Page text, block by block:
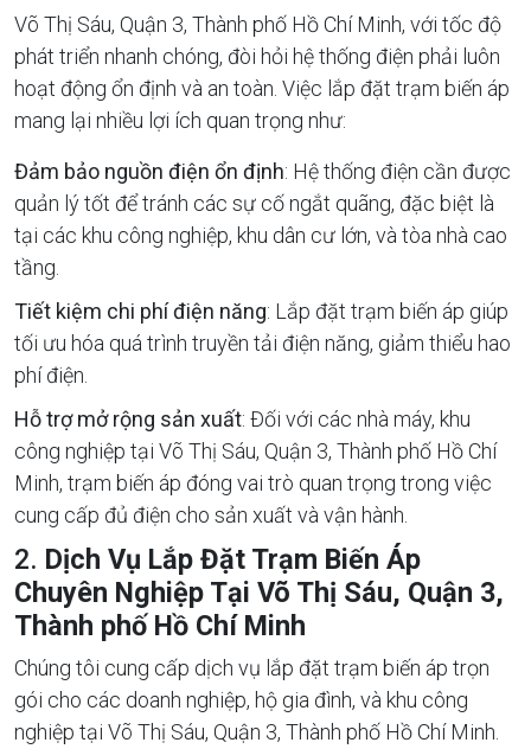
Võ Thị Sáu, Quận 3, Thành phố Hồ Chí Minh, với tốc độ
phát triển nhanh chóng, đòi hỏi hệ thống điện phải luôn
hoạt động ổn định và an toàn. Việc lắp đặt trạm biến áp
mang lại nhiều lợi ích quan trọng như:
Đảm bảo nguồn điện ổn định: Hệ thống điện cần được
quản lý tốt để tránh các sự cố ngắt quãng, đặc biệt là
tại các khu công nghiệp, khu dân cư lớn, và tòa nhà cao
tầng.
Tiết kiệm chi phí điện năng: Lắp đặt trạm biến áp giúp
tối ưu hóa quá trình truyền tải điện năng, giảm thiểu hao
phí điện.
Hỗ trợ mở rộng sản xuất: Đối với các nhà máy, khu
công nghiệp tại Võ Thị Sáu, Quận 3, Thành phố Hồ Chí
Minh, trạm biến áp đóng vai trò quan trọng trong việc
cung cấp đủ điện cho sản xuất và vận hành.
2. Dịch Vụ Lắp Đặt Trạm Biến Áp
Chuyên Nghiệp Tại Võ Thị Sáu, Quận 3,
Thành phố Hồ Chí Minh
Chúng tôi cung cấp dịch vụ lắp đặt trạm biến áp trọn
gói cho các doanh nghiệp, hộ gia đình, và khu công
nghiệp tại Võ Thị Sáu, Quận 3, Thành phố Hồ Chí Minh.